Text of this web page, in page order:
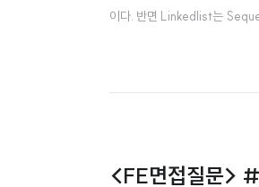
이다. 반면 Linkedlist는
<FE면접질문>